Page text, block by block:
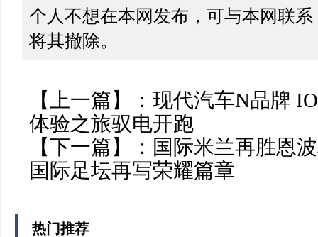
个人不想在本网发布，可与本网联
将其撤除。
【上一篇】： 现代汽车N品牌
体验之旅驭电开跑
【下一篇】： 国际米兰再胜恩
国际足坛再写荣耀篇章
热门推荐